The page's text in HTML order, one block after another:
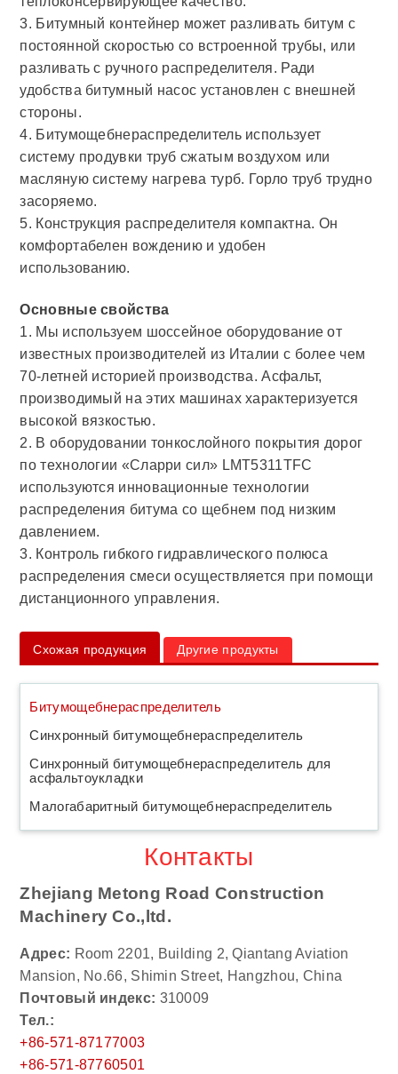
3. Битумный контейнер может разливать битум с
постоянной скоростью со встроенной трубы, или
разливать с ручного распределителя. Ради
удобства битумный насос установлен с внешней
стороны.
4. Битумощебнераспределитель использует
систему продувки труб сжатым воздухом или
масляную систему нагрева турб. Горло труб трудно
засоряемо.
5. Конструкция распределителя компактна. Он
комфортабелен вождению и удобен
использованию.
Основные свойства
1. Мы используем шоссейное оборудование от
известных производителей из Италии с более чем
70-летней историей производства. Асфальт,
производимый на этих машинах характеризуется
высокой вязкостью.
2. В оборудовании тонкослойного покрытия дорог
по технологии «Сларри сил» LMT5311TFC
используются инновационные технологии
распределения битума со щебнем под низким
давлением.
3. Контроль гибкого гидравлического полюса
распределения смеси осуществляется при помощи
дистанционного управления.
Схожая продукция Другие продукты
Битумощебнераспределитель
Синхронный битумощебнераспределитель
Синхронный битумощебнераспределитель для
асфальтоукладки
Малогабаритный битумощебнераспределитель
Контакты
Zhejiang Metong Road Construction
Machinery Co.,ltd.
Адрес: Room 2201, Building 2, Qiantang Aviation
Mansion, No.66, Shimin Street, Hangzhou, China
Почтовый индекс: 310009
Тел.:
+86-571-87177003
+86-571-87760501